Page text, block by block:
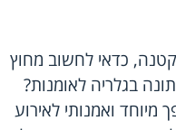
כדאי לחשוב מחוץ
בגלריה לאומנות?
מיוחד ואמנותי לאירוע